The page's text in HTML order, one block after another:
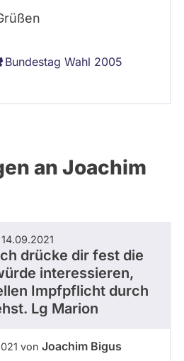
Bundestag Wahl 2005
an Joachim
drücke dir fest die
interessieren,
Impfpflicht durch
Lg Marion
von Joachim Bigus